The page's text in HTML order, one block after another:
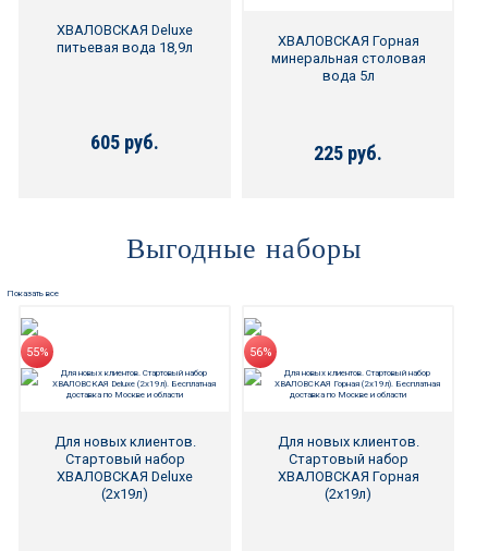
ХВАЛОВСКАЯ Deluxe
питьевая вода 18,9л
605 руб.
ХВАЛОВСКАЯ Горная
минеральная столовая
вода 5л
225 руб.
природная питьевая вода
18,9л
вода без газа 12х0,5л
Выгодные наборы
Показать все
55%
Для новых клиентов.
Стартовый набор
ХВАЛОВСКАЯ Deluxe
(2х19л)
56%
Для новых клиентов.
Стартовый набор
ХВАЛОВСКАЯ Горная
(2х19л)